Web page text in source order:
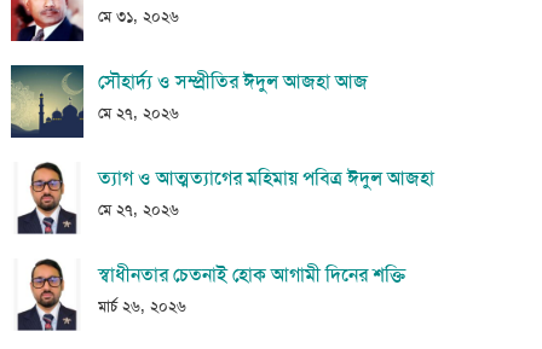
মে ৩১, ২০২৬
সৌহার্দ্য ও সম্প্রীতির ঈদুল আজহা আজ
মে ২৭, ২০২৬
ত্যাগ ও আত্মত্যাগের মহিমায় পবিত্র ঈদুল আজহা
মে ২৭, ২০২৬
স্বাধীনতার চেতনাই হোক আগামী দিনের শক্তি
মার্চ ২৬, ২০২৬